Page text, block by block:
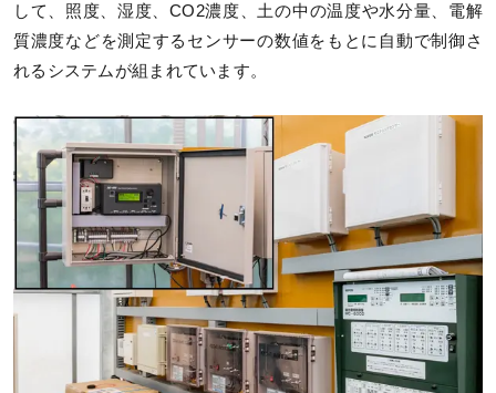
して、照度、湿度、CO2濃度、土の中の温度や水分量、電解
質濃度などを測定するセンサーの数値をもとに自動で制御さ
れるシステムが組まれています。